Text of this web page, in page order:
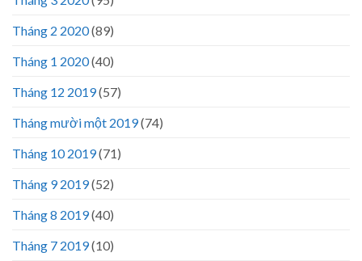
Tháng 2 2020(89)
Tháng 1 2020(40)
Tháng 12 2019(57)
Tháng mười một 2019(74)
Tháng 10 2019(71)
Tháng 9 2019(52)
Tháng 8 2019(40)
Tháng 7 2019(10)